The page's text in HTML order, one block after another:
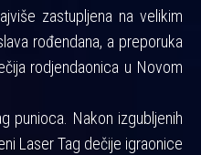
zastupljena na velikim
rođendana, a preporuka
rodjendaonica u Novom
punioca. Nakon izgubljenih
Laser Tag dečije igraonice